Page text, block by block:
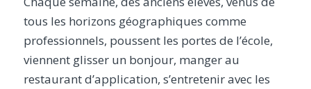
tous les horizons géographiques comme
professionnels, poussent les portes de l’école,
viennent glisser un bonjour, manger au
restaurant d’application, s’entretenir avec les